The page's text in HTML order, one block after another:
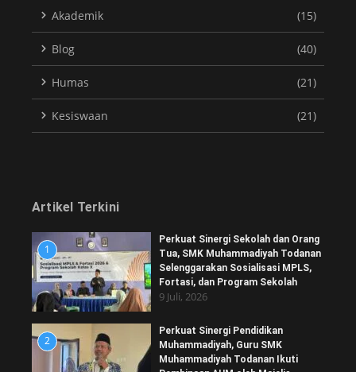
Akademik (15)
Blog (40)
Humas (21)
Kesiswaan (21)
Artikel Terkini
1
Perkuat Sinergi Sekolah dan Orang
Tua, SMK Muhammadiyah Todanan
Selenggarakan Sosialisasi MPLS,
Fortasi, dan Program Sekolah
9 Juli, 2026
2
Perkuat Sinergi Pendidikan
Muhammadiyah, Guru SMK
Muhammadiyah Todanan Ikuti